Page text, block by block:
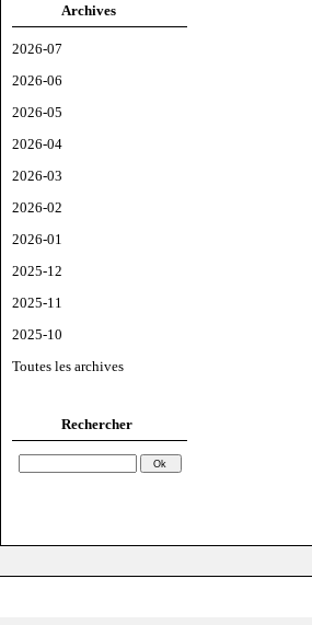
Archives
2026-07
2026-06
2026-05
2026-04
2026-03
2026-02
2026-01
2025-12
2025-11
2025-10
Toutes les archives
Rechercher